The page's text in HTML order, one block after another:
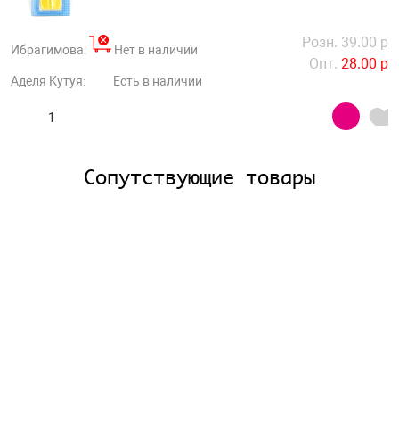
Ибрагимова: Нет в наличии
Аделя Кутуя: Есть в наличии
Розн. 39.00 р
Опт. 28.00 р
Сопутствующие товары